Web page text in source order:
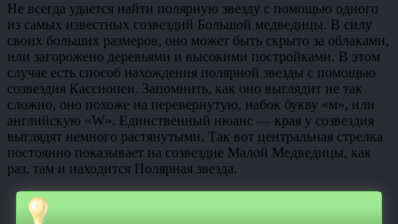
Не всегда удается найти полярную звезду с помощью одного
из самых известных созвездий Большой медведицы. В силу
своих больших размеров, оно может быть скрыто за облаками,
или загорожено деревьями и высокими постройками. В этом
случае есть способ нахождения полярной звезды с помощью
созвездия Кассиопеи. Запомнить, как оно выглядит не так
сложно, оно похоже на перевернутую, набок букву «м», или
английскую «W». Единственный нюанс — края у созвездия
выглядят немного растянутыми. Так вот центральная стрелка
постоянно показывает на созвездие Малой Медведицы, как
раз, там и находится Полярная звезда.